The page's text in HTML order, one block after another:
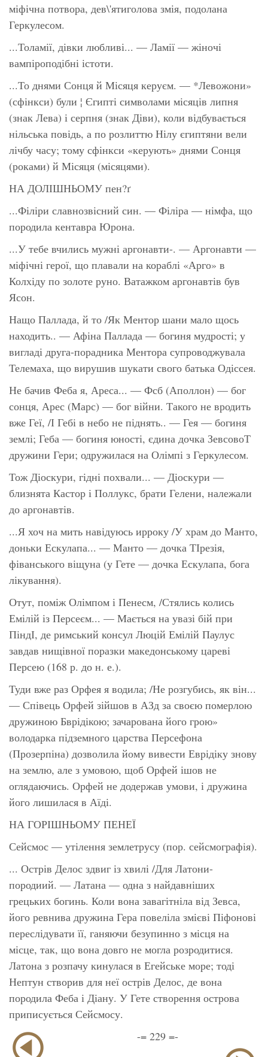
міфічна потвора, дев\'ятиголова змія, подолана
Геркулесом.
...Толамії, дівки любливі... — Ламії — жіночі
вампіроподібні істоти.
...То днями Сонця й Місяця керуєм. — *Левожони»
(сфінкси) були ¦ Єгипті символами місяців липня
(знак Лева) і серпня (знак Діви), коли відбувається
нільська повідь, а по розлиттю Нілу єгиптяни вели
лічбу часу; тому сфінкси «керують» днями Сонця
(роками) й Місяця (місяцями).
НА ДОЛІШНЬОМУ пен?ґ
...Філіри славнозвісний син. — Філіра — німфа, що
породила кентавра Юрона.
...У тебе вчились мужні аргонавти-. — Аргонавти —
міфічні герої, що плавали на кораблі «Арго» в
Колхіду по золоте руно. Ватажком аргонавтів був
Ясон.
Нащо Паллада, й то /Як Ментор шани мало щось
находить.. — Афіна Паллада — богиня мудрості; у
вигладі друга-порадника Ментора супроводжувала
Телемаха, що вирушив шукати свого батька Одіссея.
Не бачив Феба я, Ареса... — Фсб (Аполлон) — бог
сонця, Арес (Марс) — бог війни. Такого не вродить
вже Геї, /І Гебі в небо не піднять.. — Гея — богиня
землі; Геба — богиня юності, єдина дочка ЗевсовоТ
дружини Гери; одружилася на Олімпі з Геркулесом.
Тож Діоскури, гідні похвали... — Діоскури —
близнята Кастор і Поллукс, брати Гелени, належали
до аргонавтів.
...Я хоч на мить навідуюсь ирроку /У храм до Манто,
доньки Ескулапа... — Манто — дочка ТІрезія,
фіванського віщуна (у Гете — дочка Ескулапа, бога
лікування).
Отут, поміж Олімпом і Пенесм, /Стялись колись
Емілій із Персеєм... — Мається на увазі бій при
ПіндІ, де римський консул Люцій Емілій Паулус
завдав нищівної поразки македонському цареві
Персею (168 р. до н. е.).
Туди вже раз Орфея я водила; /Не розгубись, як він...
— Співець Орфей зійшов в АЗд за своєю померлою
дружиною Бврідікою; зачарована його грою»
володарка підземного царства Персефона
(Прозерпіна) дозволила йому вивести Еврідіку знову
на землю, але з умовою, щоб Орфей ішов не
оглядаючись. Орфей не додержав умови, і дружина
його лишилася в Аїді.
НА ГОРІШНЬОМУ ПЕНЕЇ
Сейсмос — утілення землетрусу (пор. сейсмографія).
... Острів Делос здвиг із хвилі /Для Латони-
породиий. — Латана — одна з найдавніших
грецьких богинь. Коли вона завагітніла від Зевса,
його ревнива дружина Гера повеліла змієві Піфонові
переслідувати її, ганяючи безупинно з місця на
місце, так, що вона довго не могла розродитися.
Латона з розпачу кинулася в Егейське море; тоді
Нептун створив для неї острів Делос, де вона
породила Феба і Діану. У Гете створення острова
приписується Сейсмосу.
-= 229 =-